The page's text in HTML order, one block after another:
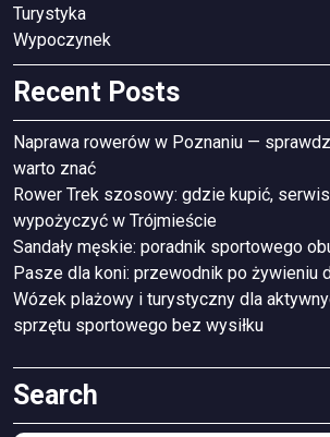
Turystyka
Wypoczynek
Recent Posts
Naprawa rowerów w Poznaniu —
warto znać
Rower Trek szosowy: gdzie kupić,
wypożyczyć w Trójmieście
Sandały męskie: poradnik sportowego
Pasze dla koni: przewodnik po żywieniu
Wózek plażowy i turystyczny dla
sprzętu sportowego bez wysiłku
Search